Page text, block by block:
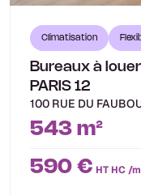
Climatisation
Bureaux à louer
PARIS 12
100 RUE DU
543 m²
590 € HT HC /